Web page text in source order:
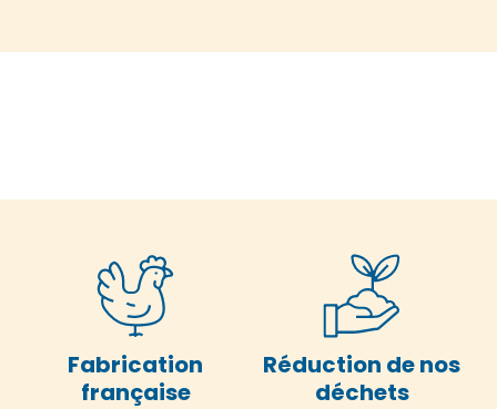
Fabrication
française
Réduction de nos
déchets